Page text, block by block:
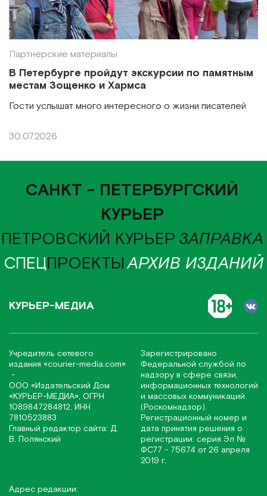
Партнерские материалы
В Петербурге пройдут экскурсии по памятным
местам Зощенко и Хармса
Гости услышат много интересного о жизни писателей
30.07.2026
САНКТ - ПЕТЕРБУРГСКИЙ
КУРЬЕР
ПЕТРОВСКИЙ КУРЬЕР ЗАПРАВКА
СПЕЦПРОЕКТЫАРХИВ ИЗДАНИЙ
КУРЬЕР-МЕДИА
Учредитель сетевого
издания «соurier-media.com»
-
ООО «Издательский Дом
«КУРЬЕР-МЕДИА», ОГРН
1089847284812, ИНН
7810523883
Главный редактор сайта: Д.
В. Полянский
Зарегистрировано
Федеральной службой по
надзору в сфере связи,
информационных технологий
и массовых коммуникаций
(Роскомнадзор).
Регистрационный номер и
дата принятия решения о
регистрации: серия Эл №
ФС77 - 75674 от 26 апреля
2019 г.
Адрес редакции: